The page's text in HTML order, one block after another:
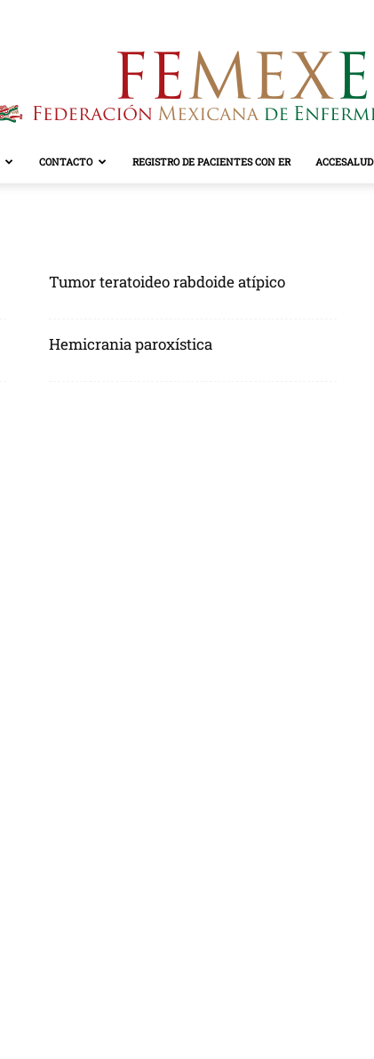
CONTACTO REGISTRO DE PACIENTES CON ER ACCESALUD
Tumor teratoideo rabdoide atípico
Hemicrania paroxística